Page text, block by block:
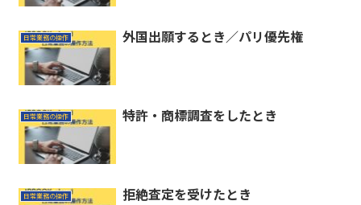
日常業務の操作 外国出願するとき／パリ優先権
日常業務の操作 特許・商標調査をしたとき
日常業務の操作 拒絶査定を受けたとき